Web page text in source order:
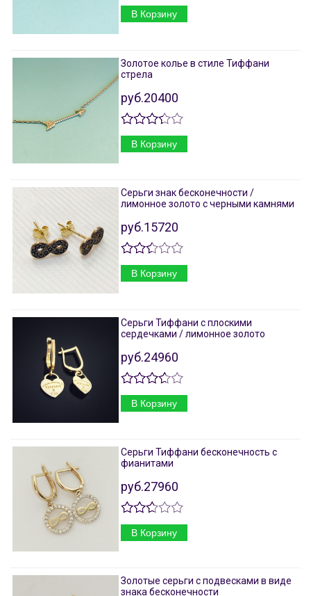
В Корзину
Золотое колье в стиле Тиффани
стрела
руб.20400
В Корзину
Серьги знак бесконечности /
лимонное золото с черными камнями
руб.15720
В Корзину
Серьги Тиффани с плоскими
сердечками / лимонное золото
руб.24960
В Корзину
Серьги Тиффани бесконечность с
фианитами
руб.27960
В Корзину
Золотые серьги с подвесками в виде
знака бесконечности